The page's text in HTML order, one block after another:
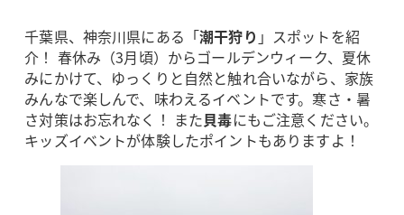
千葉県、神奈川県にある「潮干狩り 」スポットを紹
介！ 春休み（3月頃）からゴールデンウィーク、夏休
みにかけて、ゆっくりと自然と触れ合いながら、家族
みんなで楽しんで、味わえるイベントです。寒さ・暑
さ対策はお忘れなく！ また貝毒にもご注意ください。
キッズイベントが体験したポイントもありますよ！